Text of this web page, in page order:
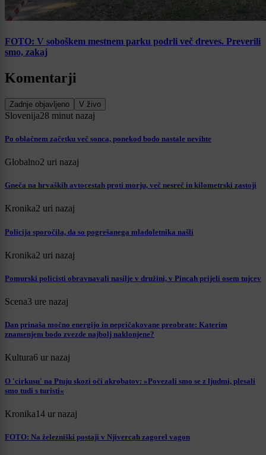
FOTO: V soboškem mestnem parku podrli več dreves. Preverili
smo, zakaj
Komentarji
Zadnje objavljeno V živo
Slovenija28 minut nazaj
Po oblačnem začetku več sonca, ponekod bodo nastale nevihte
Globalno2 uri nazaj
Gneča na hrvaških avtocestah proti morju, več nesreč in kilometrski zastoji
Kronika2 uri nazaj
Policija sporočila, da so pogrešanega mladoletnika našli
Kronika2 uri nazaj
Pomurski policisti obravnavali nasilje v družini, v Pincah prijeli osem tujcev
Scena3 ure nazaj
Dan prinaša močno energijo in nepričakovane preobrate: Katerim
znamenjem bodo zvezde najbolj naklonjene?
Kultura6 ur nazaj
O 'cirkusu' na Ptuju skozi oči akrobatov: »Povezali smo se z ljudmi, plesali
smo tudi s turisti«
Kronika14 ur nazaj
FOTO: Na železniški postaji v Njivercah zagorel vagon